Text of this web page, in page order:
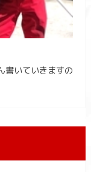
書いていきますの